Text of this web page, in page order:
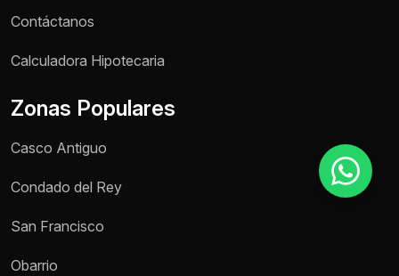
Contáctanos
Calculadora Hipotecaria
Zonas Populares
Casco Antiguo
Condado del Rey
San Francisco
Obarrio